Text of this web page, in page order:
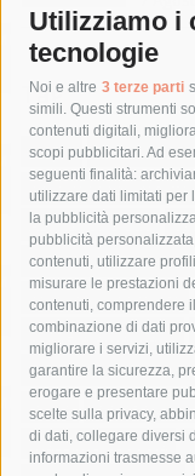
Utilizziamo i
tecnologie
Noi e altre 3 terze parti
simili. Questi strumenti
contenuti digitali,
scopi pubblicitari. Ad
seguenti finalità:
utilizzare dati limitati per
la pubblicità
pubblicità
contenuti, utilizzare
misurare le prestazioni
contenuti, comprendere
combinazione di dati
migliorare i servizi,
garantire la sicurezza,
erogare e presentare
scelte sulla privacy,
di dati, collegare diversi
informazioni trasmesse
Tag
acqua allerta
area marina protetta
Asl Napoli 3 sud
castellammare di
comune di sorrento
costiera amalfitana
fondazione sorrento
lavori
lorenzo
massimo coppola